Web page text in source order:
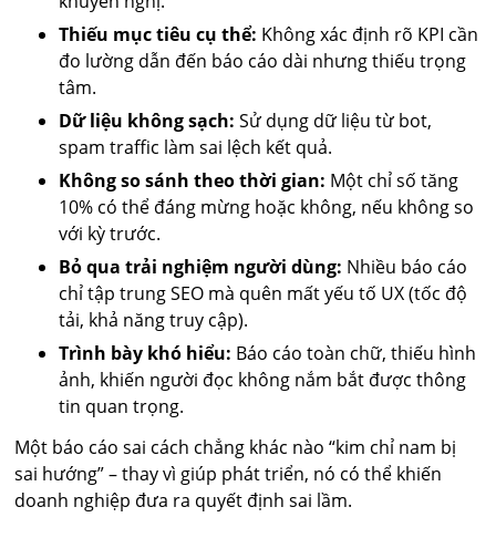
Thiếu mục tiêu cụ thể: Không xác định rõ KPI cần
đo lường dẫn đến báo cáo dài nhưng thiếu trọng
tâm.
Dữ liệu không sạch: Sử dụng dữ liệu từ bot,
spam traffic làm sai lệch kết quả.
Không so sánh theo thời gian: Một chỉ số tăng
10% có thể đáng mừng hoặc không, nếu không so
với kỳ trước.
Bỏ qua trải nghiệm người dùng: Nhiều báo cáo
chỉ tập trung SEO mà quên mất yếu tố UX (tốc độ
tải, khả năng truy cập).
Trình bày khó hiểu: Báo cáo toàn chữ, thiếu hình
ảnh, khiến người đọc không nắm bắt được thông
tin quan trọng.
Một báo cáo sai cách chẳng khác nào “kim chỉ nam bị
sai hướng” – thay vì giúp phát triển, nó có thể khiến
doanh nghiệp đưa ra quyết định sai lầm.